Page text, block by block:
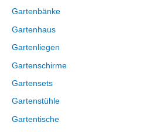
Gartenbänke
Gartenhaus
Gartenliegen
Gartenschirme
Gartensets
Gartenstühle
Gartentische